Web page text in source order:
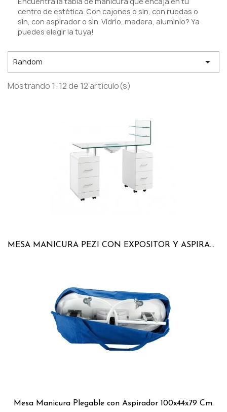
centro de estética. Con cajones o sin, con ruedas o
sin, con aspirador o sin. Vidrio, madera, aluminio? Ya
puedes elegir la tuya!
Random 
Mostrando 1-12 de 12 artículo(s)
MESA MANICURA PEZI CON EXPOSITOR Y ASPIRADOR
Mesa Manicura Plegable con Aspirador 100x44x79 Cm.